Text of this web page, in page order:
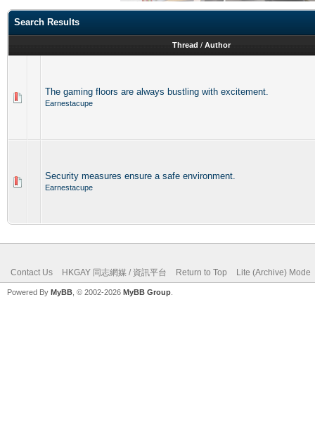
Search Results
Thread / Author
The gaming floors are always bustling with excitement.
Earnestacupe
Security measures ensure a safe environment.
Earnestacupe
Contact Us HKGAY 同志網媒 / 資訊平台 Return to Top Lite (Archive) Mode
Powered By MyBB , © 2002-2026 MyBB Group